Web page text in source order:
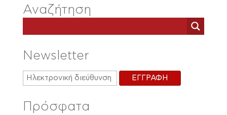
Αναζήτηση
Newsletter
Πρόσφατα